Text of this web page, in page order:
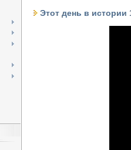
Этот день в истории